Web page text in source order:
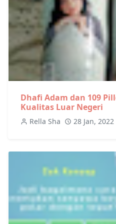
Dhafi Adam dan 109
Kualitas Luar Negeri
Rella Sha 28 Jan, 2022